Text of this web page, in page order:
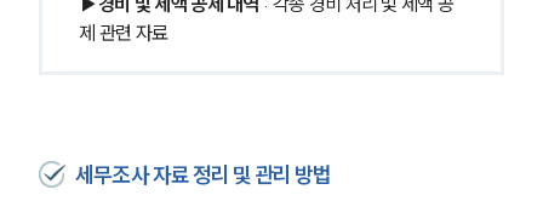
제 관련 자료
세무조사 자료 정리 및 관리 방법